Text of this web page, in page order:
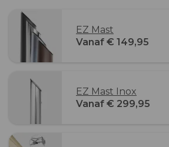
EZ Mast
Vanaf € 149,95
EZ Mast Inox
Vanaf € 299,95